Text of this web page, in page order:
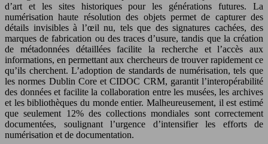
d’art et les sites historiques pour les générations futures. La
numérisation haute résolution des objets permet de capturer des
détails invisibles à l’œil nu, tels que des signatures cachées, des
marques de fabrication ou des traces d’usure, tandis que la création
de métadonnées détaillées facilite la recherche et l’accès aux
informations, en permettant aux chercheurs de trouver rapidement ce
qu’ils cherchent. L’adoption de standards de numérisation, tels que
les normes Dublin Core et CIDOC CRM, garantit l’interopérabilité
des données et facilite la collaboration entre les musées, les archives
et les bibliothèques du monde entier. Malheureusement, il est estimé
que seulement 12% des collections mondiales sont correctement
documentées, soulignant l’urgence d’intensifier les efforts de
numérisation et de documentation.